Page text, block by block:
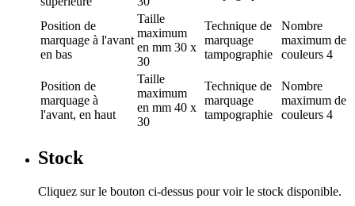
Position de
marquage à l'avant
en bas
Taille
maximum
en mm 30 x
30
Technique de
marquage
tampographie
Nombre
maximum de
couleurs 4
Position de
marquage à
l'avant, en haut
Taille
maximum
en mm 40 x
30
Technique de
marquage
tampographie
Nombre
maximum de
couleurs 4
Stock
Cliquez sur le bouton ci-dessus pour voir le stock disponible.